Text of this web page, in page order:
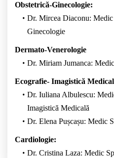
Obstetrică-Ginecologie:
Dr. Mircea Diaconu: Medic
Ginecologie
Dermato-Venerologie
Dr. Miriam Jumanca:
Ecografie- Imagistică
Dr. Iuliana Albulescu:
Imagistică Medicală
Dr. Elena Pușcașu: Medic
Cardiologie:
Dr. Cristina Laza: Medic